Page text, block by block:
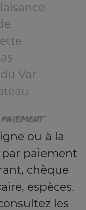
Var
ou à la
par paiement
chèque
espèces.
les